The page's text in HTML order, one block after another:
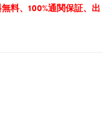
料、100%通関保証、出